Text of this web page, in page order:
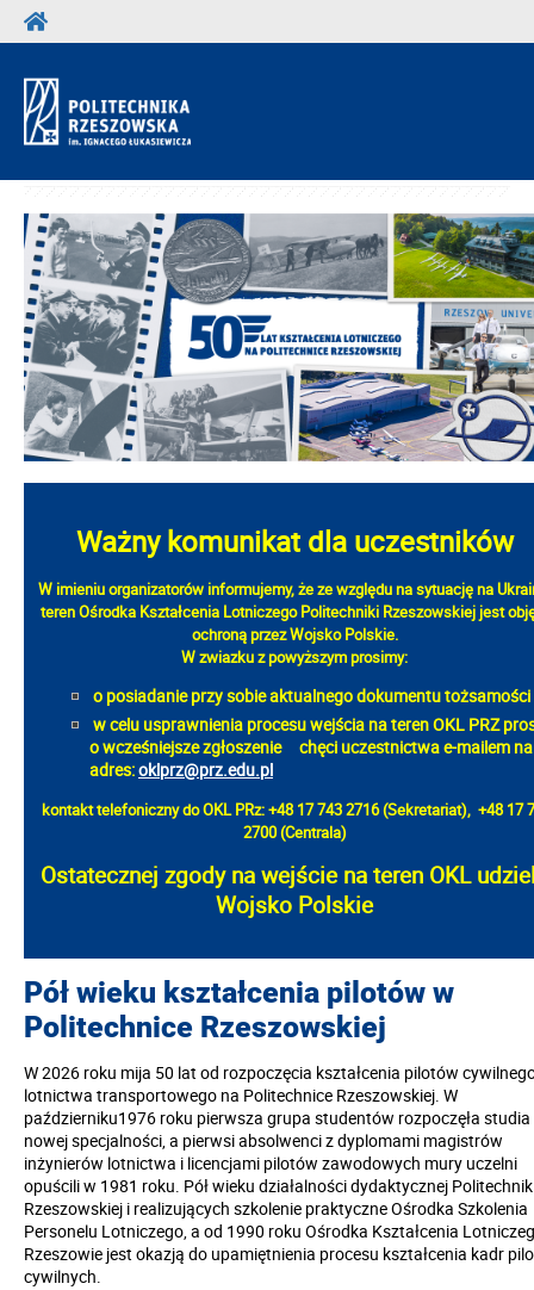
Ważny komunikat dla uczestników
W imieniu organizatorów informujemy, że ze względu na sytuację na
teren Ośrodka Kształcenia Lotniczego Politechniki Rzeszowskiej jest
ochroną przez Wojsko Polskie.
W zwiazku z powyższym prosimy:
o posiadanie przy sobie aktualnego dokumentu tożsamości
w celu usprawnienia procesu wejścia na teren OKL PRZ
o wcześniejsze zgłoszenie chęci uczestnictwae-mailem na
adres:oklprz@prz.edu.pl
kontakt telefoniczny do OKL PRz: +48 17 743 2716 (Sekretariat), +48 17
2700 (Centrala)
Ostatecznej zgody na wejście na teren OKL
Wojsko Polskie
Pół wieku kształcenia pilotów w
Politechnice Rzeszowskiej
W 2026 roku mija 50 lat od rozpoczęcia kształcenia pilotów
lotnictwa transportowego na Politechnice Rzeszowskiej. W
październiku1976 roku pierwsza grupa studentów rozpoczęła studia
nowej specjalności, a pierwsi absolwenci z dyplomami magistrów
inżynierów lotnictwa i licencjami pilotów zawodowych mury uczelni
opuścili w 1981 roku. Pół wieku działalności dydaktycznej
Rzeszowskiej i realizujących szkolenie praktyczne Ośrodka Szkolenia
Personelu Lotniczego, a od 1990 roku Ośrodka Kształcenia
Rzeszowie jest okazją do upamiętnienia procesu kształcenia kadr
cywilnych.